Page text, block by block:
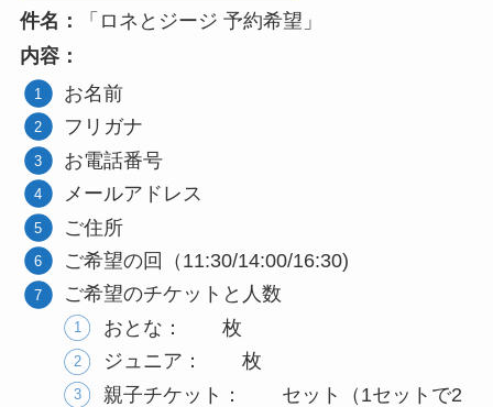
件名：
「ロネとジージ 予約希望」
内容：
お名前
フリガナ
お電話番号
メールアドレス
ご住所
ご希望の回（11:30/14:00/16:30)
ご希望のチケットと人数
おとな： 枚
ジュニア： 枚
親子チケット： セット（1セットで2